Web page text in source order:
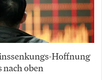
Hoffnung
oben